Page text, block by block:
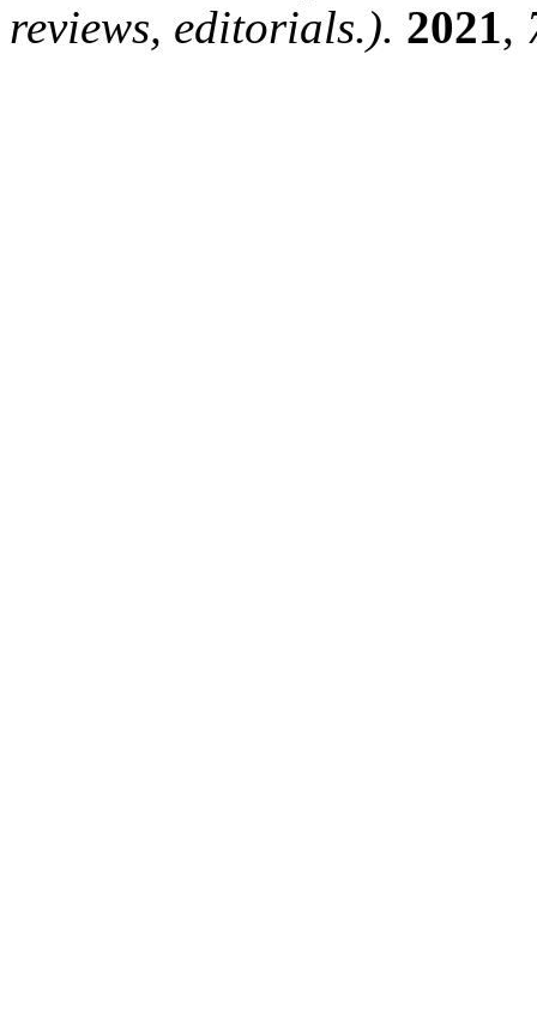
reviews, editorials.). 2021,